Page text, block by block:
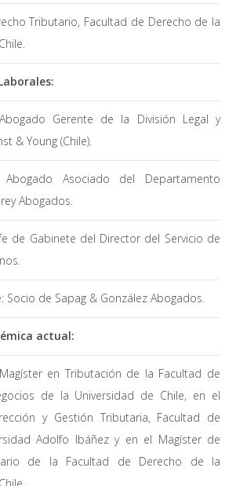
Tributario, Facultad de Derecho de la
Gerente de la División Legal y
& Young (Chile).
Asociado del Departamento
Abogados.
de Gabinete del Director del Servicio de
Socio de Sapag & González Abogados.
actual:
en Tributación de la Facultad de
de la Universidad de Chile, en el
y Gestión Tributaria, Facultad de
Adolfo Ibáñez y en el Magíster de
de la Facultad de Derecho de la